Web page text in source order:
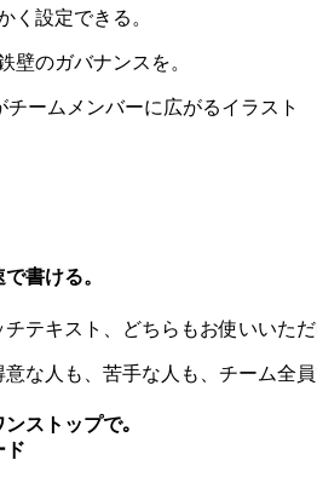
く設定できる。
壁のガバナンスを。
書ける。
テキスト、どちらもお使いいた
な人も、苦手な人も、チーム全
ストップで｡
ド